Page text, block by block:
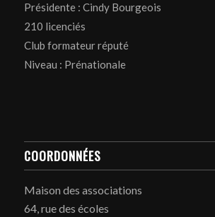
Présidente : Cindy Bourgeois
210 licenciés
Club formateur réputé
Niveau : Prénationale
COORDONNÉES
Maison des associations
64, rue des écoles